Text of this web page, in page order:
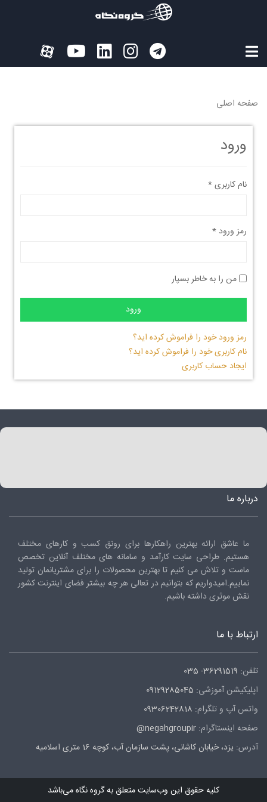
صفحه اصلی
ورود
نام کاربری*
رمز ورود *
من را به خاطر بسپار
ورود
رمز ورود خود را فراموش کرده اید؟
نام کاربری خود را فراموش کرده اید؟
ایجاد حساب کاربری
درباره ما
ما عاشق ارائه بهترین راهکارها برای رونق کسب و کارهای مختلف
هستیم. طراحی سایت کارآمد و سامانه های مختلف آنلاین تخصص
ماست و تلاش می کنیم تا بهترین محصولات را برای مشتریانمان تولید
نماییم.امیدواریم که بتوانیم در تعالی هر چه بیشتر فضای اینترنت کشور
نقش موثری داشته باشیم.
ارتباط با ما
تلفن: 36291519- 035
اپلیکیشن آموزشی: 09129285045
واتس آپ و تلگرام: 09306242818
صفحه اینستاگرام: negahgroupir@
آدرس: یزد، خیابان کاشانی، پشت سازمان آب، کوچه 16 متری اسلامیه
کلیه حقوق این وب‌سایت متعلق به گروه نگاه می‌باشد